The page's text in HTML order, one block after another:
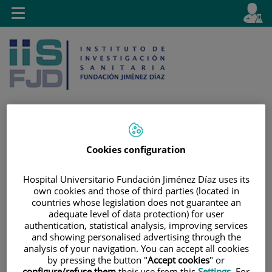
Saltar al contenido
contenido
idioma
activo
es
Toggle
navigation
Cookies configuration
Hospital Universitario Fundación Jiménez Díaz uses its
own cookies and those of third parties (located in
countries whose legislation does not guarantee an
adequate level of data protection) for user
authentication, statistical analysis, improving services
and showing personalised advertising through the
analysis of your navigation. You can accept all cookies
by pressing the button "Accept cookies" or